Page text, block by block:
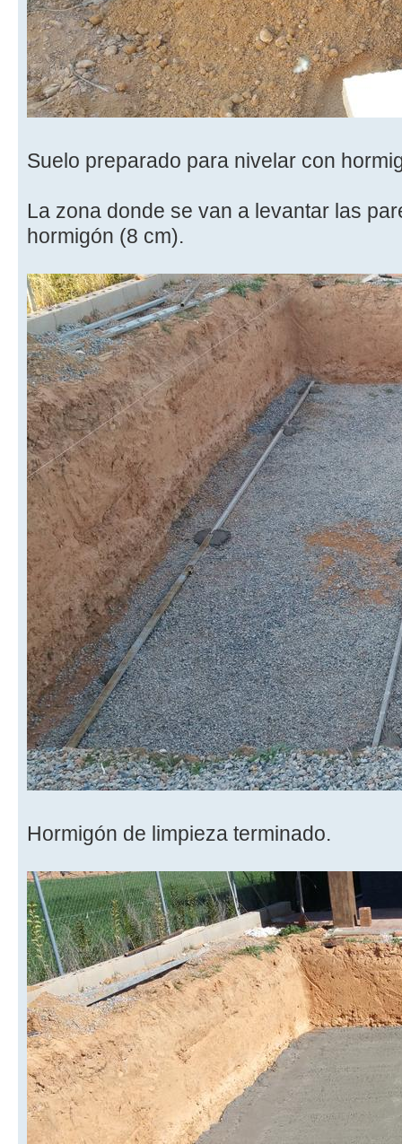
Suelo preparado para nivelar con
La zona donde se van a levantar las
hormigón (8 cm).
Hormigón de limpieza terminado.